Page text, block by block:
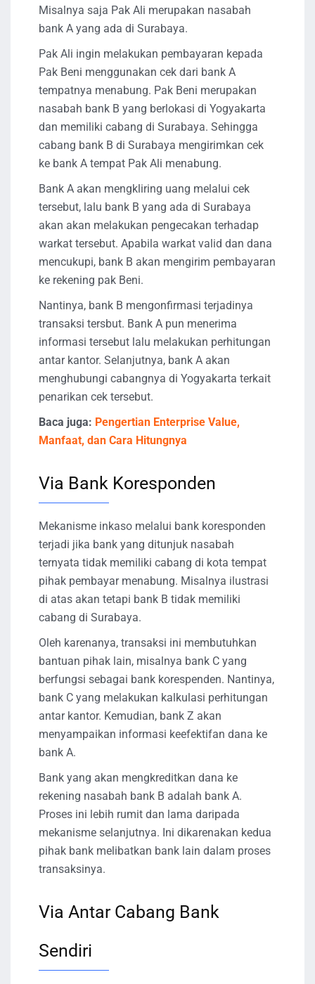
Misalnya saja Pak Ali merupakan nasabah
bank A yang ada di Surabaya.
Pak Ali ingin melakukan pembayaran kepada
Pak Beni menggunakan cek dari bank A
tempatnya menabung. Pak Beni merupakan
nasabah bank B yang berlokasi di Yogyakarta
dan memiliki cabang di Surabaya. Sehingga
cabang bank B di Surabaya mengirimkan cek
ke bank A tempat Pak Ali menabung.
Bank A akan mengkliring uang melalui cek
tersebut, lalu bank B yang ada di Surabaya
akan akan melakukan pengecakan terhadap
warkat tersebut. Apabila warkat valid dan dana
mencukupi, bank B akan mengirim pembayaran
ke rekening pak Beni.
Nantinya, bank B mengonfirmasi terjadinya
transaksi tersbut. Bank A pun menerima
informasi tersebut lalu melakukan perhitungan
antar kantor. Selanjutnya, bank A akan
menghubungi cabangnya di Yogyakarta terkait
penarikan cek tersebut.
Baca juga: Pengertian Enterprise Value,
Manfaat, dan Cara Hitungnya
Via Bank Koresponden
Mekanisme inkaso melalui bank koresponden
terjadi jika bank yang ditunjuk nasabah
ternyata tidak memiliki cabang di kota tempat
pihak pembayar menabung. Misalnya ilustrasi
di atas akan tetapi bank B tidak memiliki
cabang di Surabaya.
Oleh karenanya, transaksi ini membutuhkan
bantuan pihak lain, misalnya bank C yang
berfungsi sebagai bank korespenden. Nantinya,
bank C yang melakukan kalkulasi perhitungan
antar kantor. Kemudian, bank Z akan
menyampaikan informasi keefektifan dana ke
bank A.
Bank yang akan mengkreditkan dana ke
rekening nasabah bank B adalah bank A.
Proses ini lebih rumit dan lama daripada
mekanisme selanjutnya. Ini dikarenakan kedua
pihak bank melibatkan bank lain dalam proses
transaksinya.
Via Antar Cabang Bank
Sendiri